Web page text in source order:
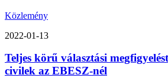
Közlemény
2022-01-13
Teljes körű választási
civilek az EBESZ-nél